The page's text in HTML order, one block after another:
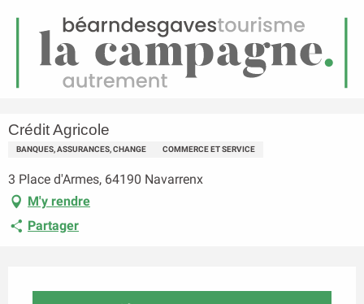
Menu
Crédit Agricole
Crédit Agricole
BANQUES, ASSURANCES, CHANGE COMMERCE ET SERVICE
3 Place d'Armes, 64190 Navarrenx
M'y rendre
Partager